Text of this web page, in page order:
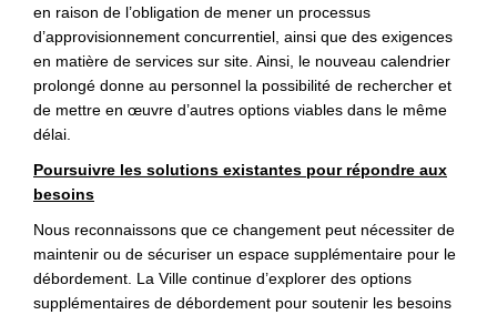
en raison de l’obligation de mener un processus
d’approvisionnement concurrentiel, ainsi que des exigences
en matière de services sur site. Ainsi, le nouveau calendrier
prolongé donne au personnel la possibilité de rechercher et
de mettre en œuvre d’autres options viables dans le même
délai.
Poursuivre les solutions existantes pour répondre aux
besoins
Nous reconnaissons que ce changement peut nécessiter de
maintenir ou de sécuriser un espace supplémentaire pour le
débordement. La Ville continue d’explorer des options
supplémentaires de débordement pour soutenir les besoins